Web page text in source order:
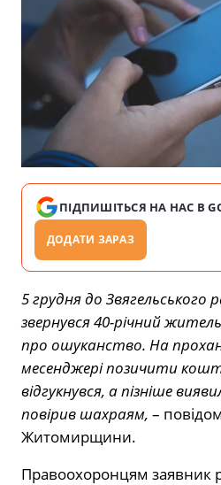
ПІДПИШІТЬСЯ НА НАС В
ДОДАТИ ЗАРАЗ
5 грудня до Звягельського
звернувся 40-річний
про ошуканство. На
месенджері позичити
відгукнувся, а пізніше
повірив шахраям, –
Житомирщини.
Правоохоронцям заявник